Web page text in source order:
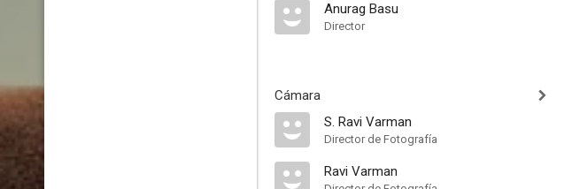
Anurag Basu
Director
Cámara
S. Ravi Varman
Director de Fotografía
Ravi Varman